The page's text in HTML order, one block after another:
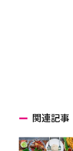
関連記事